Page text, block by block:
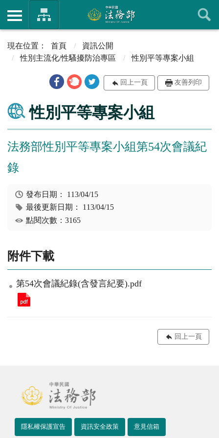
首頁
資訊公開
性別主流化/性騷擾防治專區
性別平等專案小組
回上一頁 友善列印
性別平等專案小組
法務部性別平等專案小組第54次會議紀
錄
發布日期： 113/04/15
最後更新日期： 113/04/15
點閱次數：3165
附件下載
第54次會議紀錄(含發言紀要).pdf
回上一頁
隱私權保護宣告 資訊安全政策 意見信箱